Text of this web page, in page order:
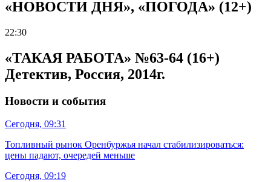
«НОВОСТИ ДНЯ», «ПОГОДА» (12+)
22:30
«ТАКАЯ РАБОТА» №63-64 (16+)
Детектив, Россия, 2014г.
Новости и события
Сегодня, 09:31
Топливный рынок Оренбуржья начал стабилизироваться:
цены падают, очередей меньше
Сегодня, 09:19